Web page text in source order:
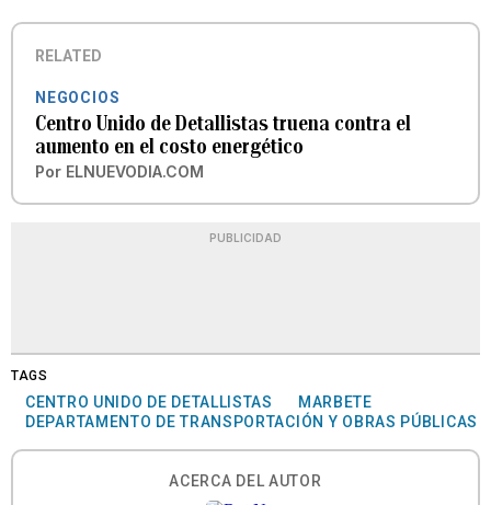
RELATED
NEGOCIOS
Centro Unido de Detallistas truena contra el
aumento en el costo energético
Por ELNUEVODIA.COM
PUBLICIDAD
TAGS
CENTRO UNIDO DE DETALLISTAS
MARBETE
DEPARTAMENTO DE TRANSPORTACIÓN Y OBRAS PÚBLICAS
ACERCA DEL AUTOR